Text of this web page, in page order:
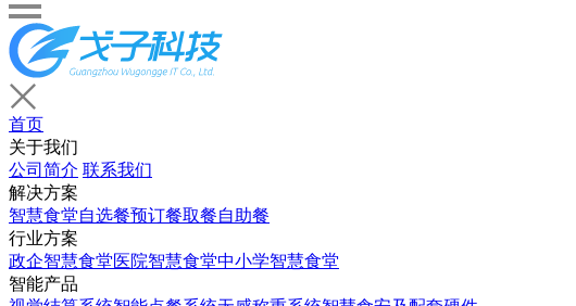
首页
关于我们
公司简介 联系我们
解决方案
智慧食堂自选餐预订餐取餐自助餐
行业方案
政企智慧食堂医院智慧食堂中小学智慧食堂
智能产品